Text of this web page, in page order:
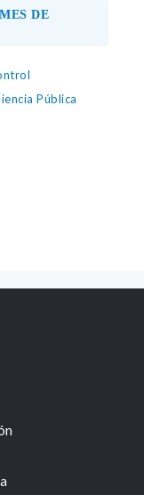
DE
Pública